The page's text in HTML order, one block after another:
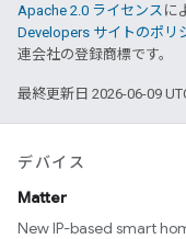
Apache 2.0 ライセンス に
Developers サイトのポリ
連会社の登録商標です。
最終更新日 2026-06-09
デバイス
Matter
New IP-based smart